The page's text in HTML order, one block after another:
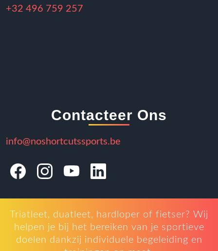
+32 496 759 257
Contacteer Ons
info@noshortcutssports.be
Triatleet, duatleet, hardloper of fietser? Wij
helpen je bij het bereiken van je sportieve
doelen dankzij individuele begeleiding en